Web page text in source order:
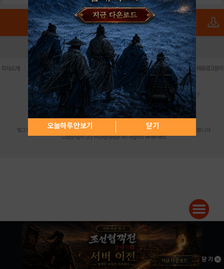
오늘하루 안보기 닫기
로그인 PC버전 전체앱
회사소개 이용약관 | 개인정보 처리방침 | 청소년 보호정책 불법촬영물 신고센터 | 제휴광고문의
사업자등록번호:119-86-61101 (주)스마트나우 대표이사:송현두
주소: 서울시 금천구 가산디지털1로 171 연락처:063-284-8635 팩스:02-6265-0377
청소년보호책임자:김동욱desk@hungryapp.co.kr
등록번호:서울아02322 | 등록일자:2016년4월25일
발행인:(주)스마트나우 송현두 | 편집인:김동욱
헝그리앱의 콘텐츠 및 기사는 저작권법의 보호를 받으므로, 무단 전재, 복사, 배포 등을 금합니다.
Copyright (c) HungryApp All Rights Reserved.